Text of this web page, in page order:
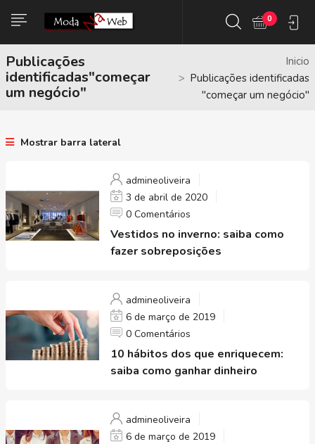
0
Publicações
identificadas"começar
um negócio"
Inicio
Publicações identificadas
"começar um negócio"
Mostrar barra lateral
admineoliveira
3 de abril de 2020
0 Comentários
Vestidos no inverno: saiba como
fazer sobreposições
admineoliveira
6 de março de 2019
0 Comentários
10 hábitos dos que enriquecem:
saiba como ganhar dinheiro
admineoliveira
6 de março de 2019